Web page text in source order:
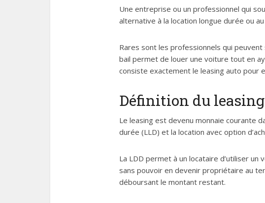
Une entreprise ou un professionnel qui
alternative à la location longue durée ou
Rares sont les professionnels qui
bail permet de louer une voiture tout en
consiste exactement le leasing auto pour
Définition du
Le leasing est devenu monnaie courante
durée (LLD) et la location avec option
La LDD permet à un locataire d’utiliser un
sans pouvoir en devenir propriétaire au
déboursant le montant restant.